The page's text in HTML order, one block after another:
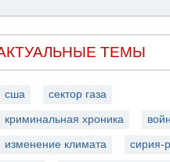
ТЕМЫ
сша сектор газа
криминальная хроника
изменение климата сирия-